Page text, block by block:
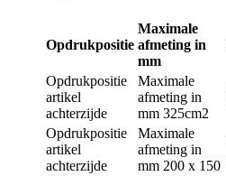
Opdrukpositie
Maximale
afmeting in
mm
Opdrukpositie
artikel
achterzijde
Maximale
afmeting in
mm 325cm2
Opdrukpositie
artikel
achterzijde
Maximale
afmeting in
mm 200 x 150